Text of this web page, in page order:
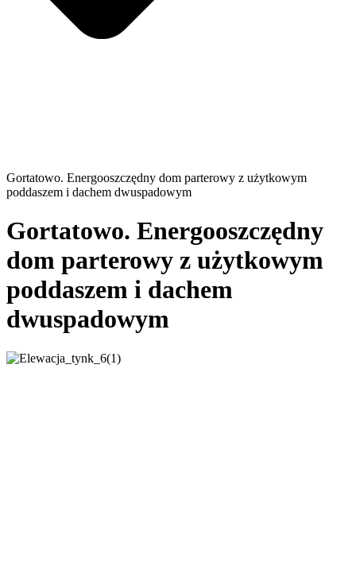
Gortatowo. Energooszczędny dom parterowy z użytkowym
poddaszem i dachem dwuspadowym
Gortatowo. Energooszczędny
dom parterowy z użytkowym
poddaszem i dachem
dwuspadowym